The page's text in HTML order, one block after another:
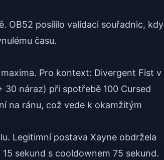
OB52 posílilo validaci souřadnic, kdy
času.
Pro kontext: Divergent Fist v
30 náraz) při spotřebě 100 Cursed
na ránu, což vede k okamžitým
Legitimní postava Xayne obdržela
sekund s cooldownem 75 sekund.